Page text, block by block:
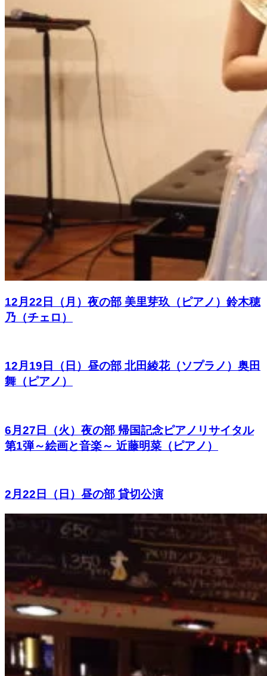
12月22日（月）夜の部 美里芽玖（ピアノ）鈴木穂
乃（チェロ）
12月19日（日）昼の部 北田綾花（ソプラノ）奥田
舞（ピアノ）
6月27日（火）夜の部 帰国記念ピアノリサイタル
第1弾～絵画と音楽～ 近藤明菜（ピアノ）
2月22日（日）昼の部 貸切公演